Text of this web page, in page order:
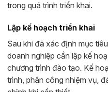
trong quá trình triển khai.
Lập kế hoạch triển khai
Sau khi đã xác định mục
doanh nghiệp cần lập kế
chương trình đào tạo. Kế
trình, phân công nhiệm vụ,